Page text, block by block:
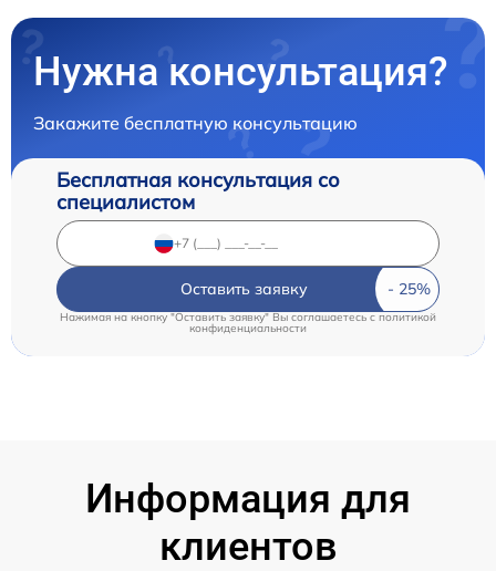
Нужна консультация?
Закажите бесплатную консультацию
Бесплатная консультация со
специалистом
Оставить заявку
Нажимая на кнопку "Оставить заявку" Вы соглашаетесь cполитикой
конфиденциальности
Информация для
клиентов